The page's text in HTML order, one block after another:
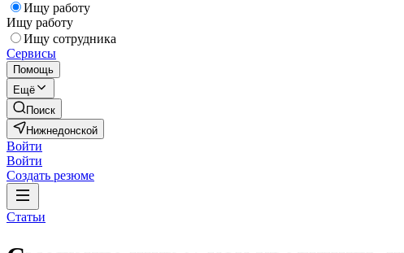
Ищу работу
Ищу работу
Ищу сотрудника
Сервисы
Помощь
Ещё
Поиск
Нижнедонской
Войти
Войти
Создать резюме
Статьи